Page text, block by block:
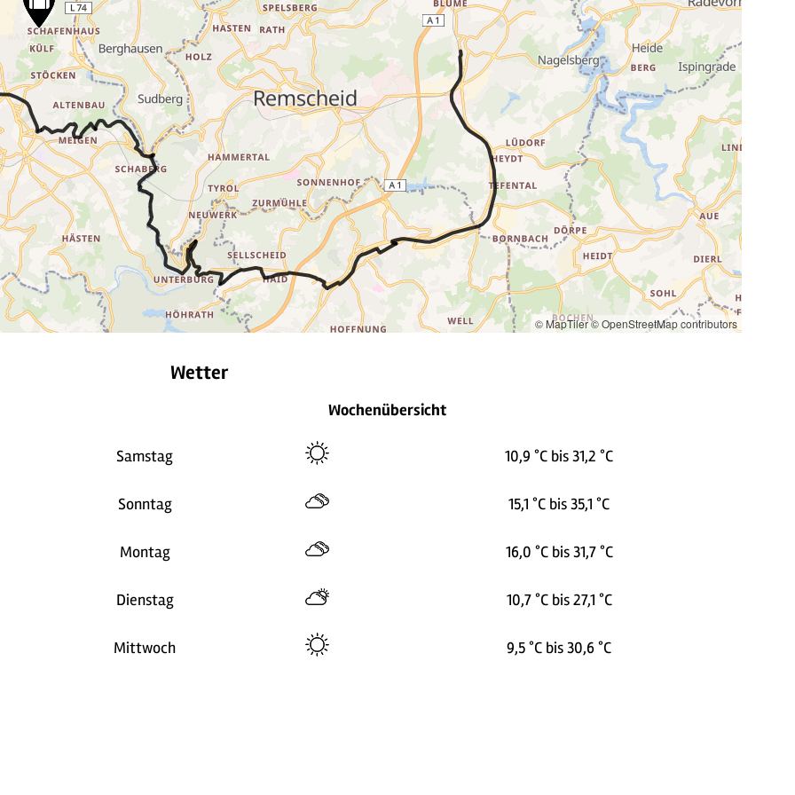
© MapTiler© OpenStreetMap contributors
Wetter
Wochenübersicht
Samstag 10,9 °C bis 31,2 °C
Sonntag 15,1 °C bis 35,1 °C
Montag 16,0 °C bis 31,7 °C
Dienstag 10,7 °C bis 27,1 °C
Mittwoch 9,5 °C bis 30,6 °C